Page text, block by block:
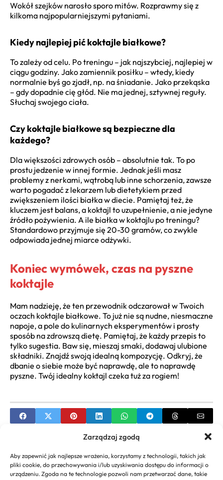
Zarządzaj zgodą
Aby zapewnić jak najlepsze wrażenia, korzystamy z technologii, takich jak
pliki cookie, do przechowywania i/lub uzyskiwania dostępu do informacji o
urządzeniu. Zgoda na te technologie pozwoli nam przetwarzać dane, takie
Wokół szejków narosło sporo mitów. Rozprawmy się z
kilkoma najpopularniejszymi pytaniami.
Kiedy najlepiej pić koktajle białkowe?
To zależy od celu. Po treningu – jak najszybciej, najlepiej w
ciągu godziny. Jako zamiennik posiłku – wtedy, kiedy
normalnie byś go zjadł, np. na śniadanie. Jako przekąska
– gdy dopadnie cię głód. Nie ma jednej, sztywnej reguły.
Słuchaj swojego ciała.
Czy koktajle białkowe są bezpieczne dla
każdego?
Dla większości zdrowych osób – absolutnie tak. To po
prostu jedzenie w innej formie. Jednak jeśli masz
problemy z nerkami, wątrobą lub inne schorzenia, zawsze
warto pogadać z lekarzem lub dietetykiem przed
zwiększeniem ilości białka w diecie. Pamiętaj też, że
kluczem jest balans, a koktajl to uzupełnienie, a nie jedyne
źródło pożywienia. A ile białka w koktajlu po treningu?
Standardowo przyjmuje się 20-30 gramów, co zwykle
odpowiada jednej miarce odżywki.
Koniec wymówek, czas na pyszne
koktajle
Mam nadzieję, że ten przewodnik odczarował w Twoich
oczach koktajle białkowe. To już nie są nudne, niesmaczne
napoje, a pole do kulinarnych eksperymentów i prosty
sposób na zdrowszą dietę. Pamiętaj, że każdy przepis to
tylko sugestia. Baw się, mieszaj smaki, dodawaj ulubione
składniki. Znajdź swoją idealną kompozycję. Odkryj, że
dbanie o siebie może być naprawdę, ale to naprawdę
pyszne. Twój idealny koktajl czeka tuż za rogiem!
Przepis na fasolkę szparagową w słoikach –
Prosty i pewny